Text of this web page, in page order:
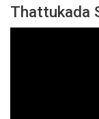
Thattukada